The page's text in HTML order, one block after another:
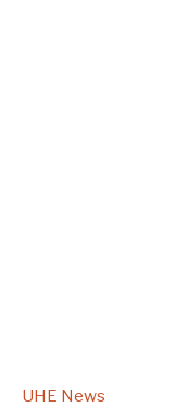
UHE News